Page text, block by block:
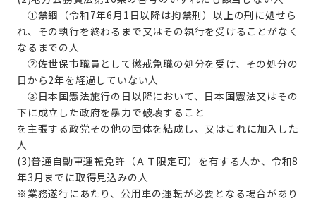
①禁錮（令和7年6月1日以降は拘禁刑）以上の刑に処せら
れ、その執行を終わるまで又はその執行を受けることがなく
なるまでの人
②佐世保市職員として懲戒免職の処分を受け、その処分の
日から2年を経過していない人
③日本国憲法施行の日以降において、日本国憲法又はその
下に成立した政府を暴力で破壊すること
を主張する政党その他の団体を結成し、又はこれに加入した
人
(3)普通自動車運転免許（ＡＴ限定可）を有する人か、令和8
年3月までに取得見込みの人
※業務遂行にあたり、公用車の運転が必要となる場合があり